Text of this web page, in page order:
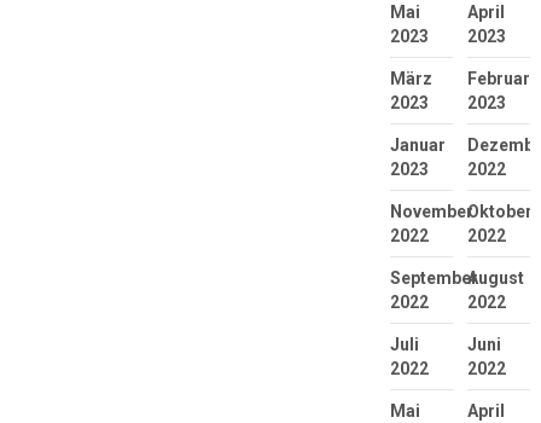
Mai
2023
April
2023
März
2023
Februar
2023
Januar
2023
2022
November
2022
Oktober
2022
September
2022
August
2022
Juli
2022
Juni
2022
Mai
April